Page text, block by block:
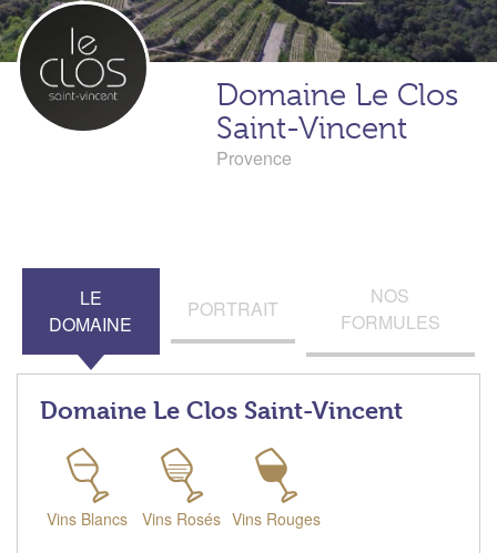
Domaine Le Clos
Saint-Vincent
Provence
LE
DOMAINE
PORTRAIT
NOS
FORMULES
Domaine Le Clos Saint-Vincent
Vins Blancs Vins Rosés Vins Rouges